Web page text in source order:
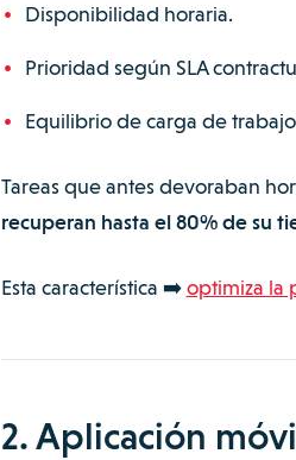
Disponibilidad horaria.
Prioridad según SLA
Equilibrio de carga de
Tareas que antes devoraban
recuperan hasta el 80% de su
Esta característica ➡️optimiza la
2. Aplicación